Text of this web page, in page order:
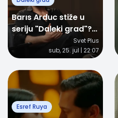
Barıs Arduc stiže u
seriju "Daleki grad"?
Istina o Enveru koji bi
mogao da promeni
Svet Plus
sub, 25. jul | 22:07
Esref Ruya